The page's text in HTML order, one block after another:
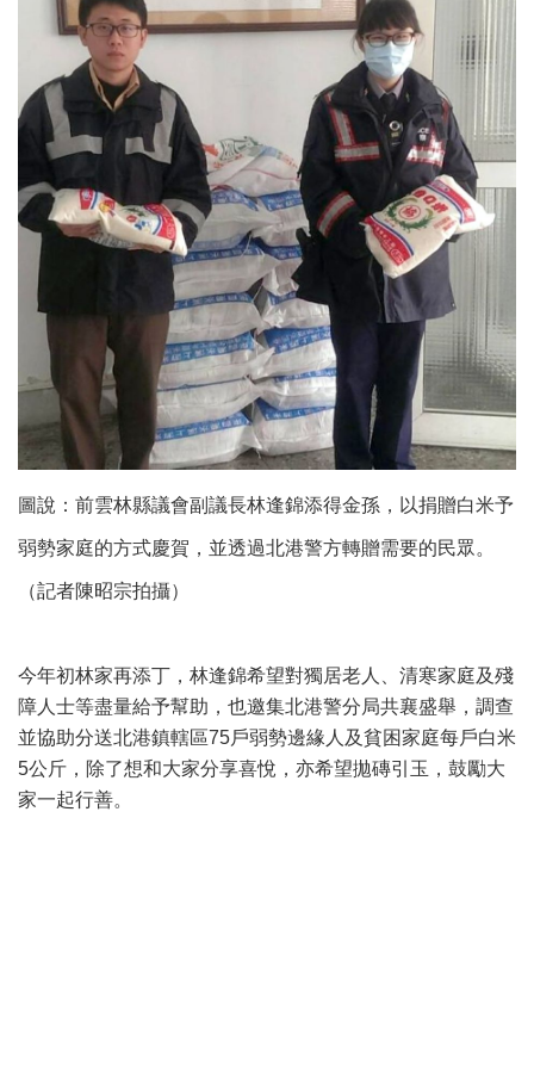
圖說：前雲林縣議會副議長林逢錦添得金孫，以捐贈白米予
弱勢家庭的方式慶賀，並透過北港警方轉贈需要的民眾。
（記者陳昭宗拍攝）
今年初林家再添丁，林逢錦希望對獨居老人、清寒家庭及殘
障人士等盡量給予幫助，也邀集北港警分局共襄盛舉，調查
並協助分送北港鎮轄區75戶弱勢邊緣人及貧困家庭每戶白米
5公斤，除了想和大家分享喜悅，亦希望拋磚引玉，鼓勵大
家一起行善。